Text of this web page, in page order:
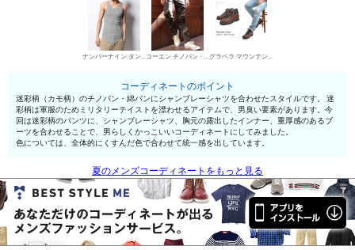
ナンバーナイン タンクトップ コーエン チノパン・綿パン グラベラ マウンテンブーツ
コーディネートのポイント
迷彩柄（カモ柄）のチノパン・綿パンにシャンブレーシャツを合わせたスタイルです。 迷
彩柄は軍服のためミリタリーテイストを漂わせるアイテムで、男臭い要素があります。今
回は迷彩柄のパンツに、シャンブレーシャツ、胸元の露出したインナー、重厚感のあるブ
ーツを合わせることで、男らしくかっこいいコーディネートにしてみました。
色については、全体的にくすんだ色で合わせて統一感を出しています。
夏のメンズコーディネートをもっと見る